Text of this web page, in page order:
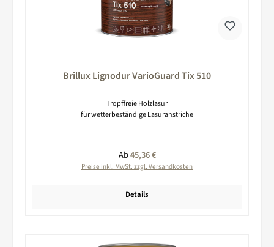
Brillux Lignodur VarioGuard Tix 510
Tropffreie Holzlasur
für wetterbeständige Lasuranstriche
Regulärer Preis:
Ab45,36 €
Preise inkl. MwSt. zzgl. Versandkosten
Details